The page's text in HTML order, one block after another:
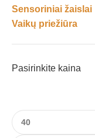
Sensoriniai žaislai
Vaikų priežiūra
Pasirinkite kaina